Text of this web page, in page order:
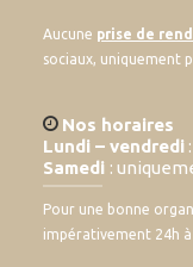
Aucune prise de
sociaux, uniquement
Nos horaires
Lundi – vendredi
Samedi :
Pour une bonne
impérativement 24h à